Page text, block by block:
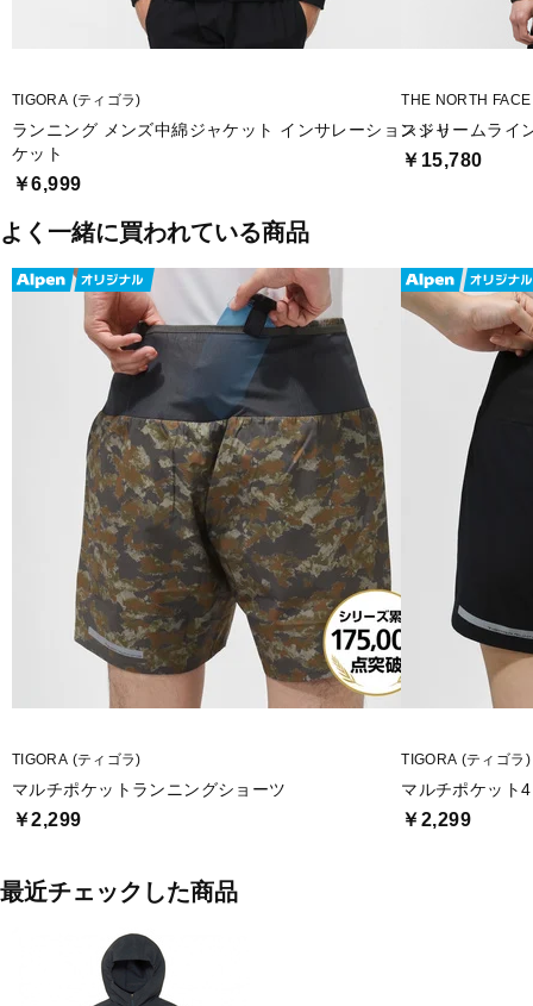
TIGORA (ティゴラ)
ランニング メンズ中綿ジャケット インサレーションジャ
ケット
￥6,999
THE NORTH
ストリームライ
￥15,780
よく一緒に買われている商品
TIGORA (ティゴラ)
マルチポケットランニングショーツ
￥2,299
TIGORA (ティゴラ)
マルチポケット
￥2,299
最近チェックした商品